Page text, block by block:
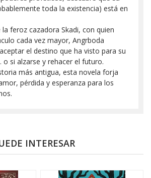
toda la existencia) está en
la feroz cazadora Skadi, con quien
cada vez mayor, Angrboda
el destino que ha visto para su
si alzarse y rehacer el futuro.
más antigua, esta novela forja
pérdida y esperanza para los
INTERESAR